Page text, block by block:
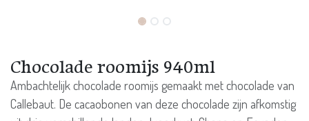
Chocolade roomijs 940ml
Ambachtelijk chocolade roomijs gemaakt met chocolade van
Callebaut. De cacaobonen van deze chocolade zijn afkomstig